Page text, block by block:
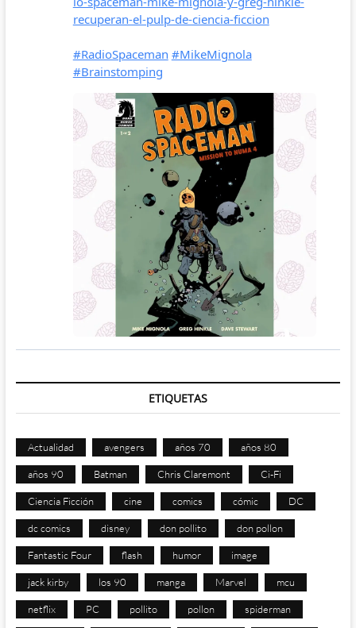
ETIQUETAS
Actualidad avengers años 70 años 80
años 90 Batman Chris Claremont Ci-Fi
Ciencia Ficción cine comics cómic DC
dc comics disney don pollito don pollon
Fantastic Four flash humor image
jack kirby los 90 manga Marvel mcu
netflix PC pollito pollon spiderman